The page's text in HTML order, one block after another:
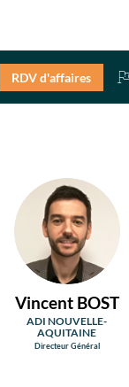
RDV d'affaires
VB
Vincent BOST
ADI NOUVELLE-
AQUITAINE
Directeur Général